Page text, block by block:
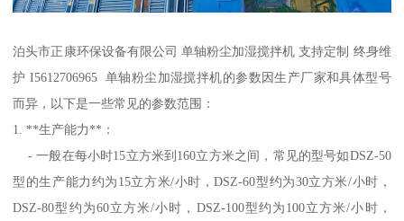
泊头市正康环保设备有限公司 单轴粉尘加湿搅拌机 支持定制 终身维
护 I5612706965 单轴粉尘加湿搅拌机的参数因生产厂家和具体型号
而异，以下是一些常见的参数范围：
1. **生产能力**：
- 一般在每小时15立方米到160立方米之间，常见的型号如DSZ-50
型的生产能力约为15立方米/小时，DSZ-60型约为30立方米/小时，
DSZ-80型约为60立方米/小时，DSZ-100型约为100立方米/小时，